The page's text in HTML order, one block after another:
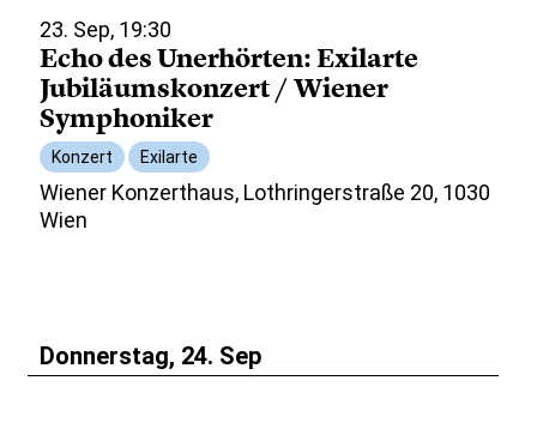
23. Sep, 19:30
Echo des Unerhörten: Exilarte
Jubiläumskonzert / Wiener
Symphoniker
Konzert Exilarte
Wiener Konzerthaus, Lothringerstraße 20, 1030
Wien
Donnerstag, 24. Sep